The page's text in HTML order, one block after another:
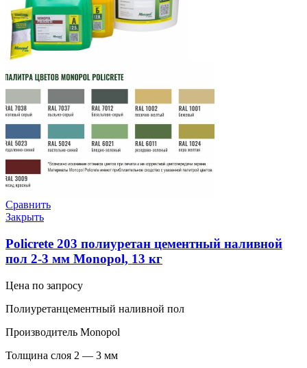
Сравнить
Закрыть
Policrete 203 полиуретан цементный наливной
пол 2-3 мм Monopol, 13 кг
Цена по запросу
Полиуретанцементный наливной пол
Производитель Monopol
Толщина слоя 2 — 3 мм